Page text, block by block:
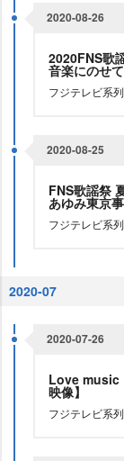
2020-08-26
2020FNS歌
音楽にのせ
フジテレビ系
2020-08-25
FNS歌謡祭
あゆみ東京
フジテレビ系
2020-07
2020-07-26
Love music
映像】
フジテレビ系